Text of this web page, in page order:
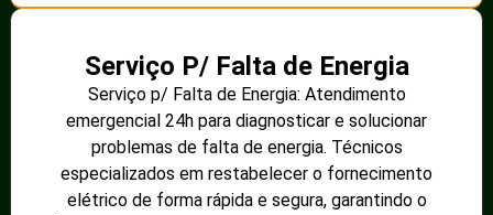
Serviço P/ Falta de Energia
Serviço p/ Falta de Energia: Atendimento
emergencial 24h para diagnosticar e solucionar
problemas de falta de energia. Técnicos
especializados em restabelecer o fornecimento
elétrico de forma rápida e segura, garantindo o